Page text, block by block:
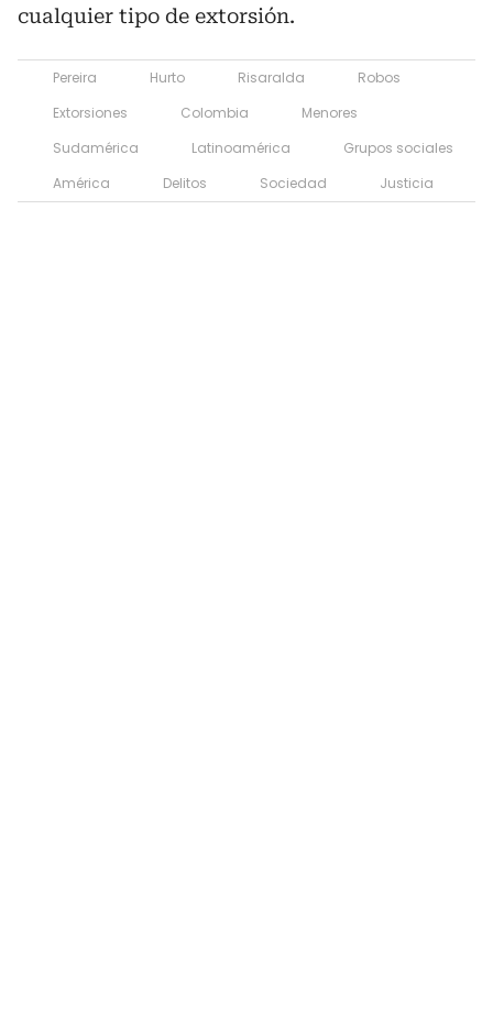
cualquier tipo de extorsión.
Pereira Hurto Risaralda
Robos
Extorsiones
Colombia
Menores
Sudamérica
Latinoamérica
Grupos sociales
América
Delitos Sociedad Justicia